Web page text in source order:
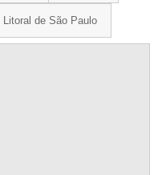
Litoral de São Paulo